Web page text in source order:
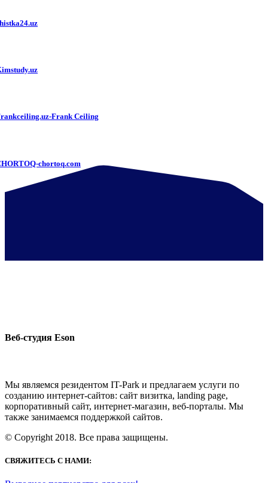
Frank Ceiling
chortoq.com
Веб-студия Eson
Мы являемся резидентом IT-Park и предлагаем услуги по
созданию интернет-сайтов: сайт визитка, landing page,
корпоративный сайт, интернет-магазин, веб-порталы. Мы
также занимаемся поддержкой сайтов.
© Copyright 2018. Все права защищены.
СВЯЖИТЕСЬ С НАМИ: